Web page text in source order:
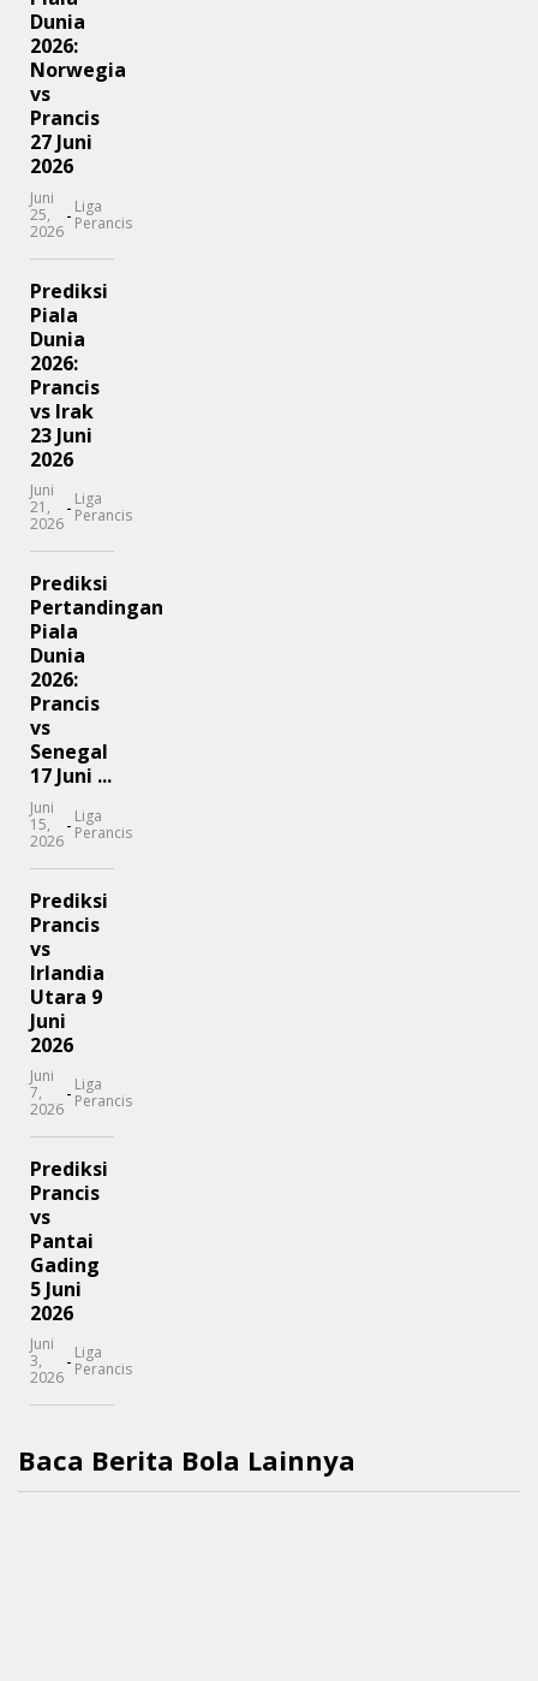
Dunia
2026:
Norwegia
vs
Prancis
27 Juni
2026
Juni
25,
2026
- Liga
Perancis
Prediksi
Piala
Dunia
2026:
Prancis
vs Irak
23 Juni
2026
Juni
21,
2026
- Liga
Perancis
Prediksi
Pertandingan
Piala
Dunia
2026:
Prancis
vs
Senegal
17 Juni ...
Juni
15,
2026
- Liga
Perancis
Prediksi
Prancis
vs
Irlandia
Utara 9
Juni
2026
Juni
7,
2026
- Liga
Perancis
Prediksi
Prancis
vs
Pantai
Gading
5 Juni
2026
Juni
3,
2026
- Liga
Perancis
Baca Berita Bola Lainnya